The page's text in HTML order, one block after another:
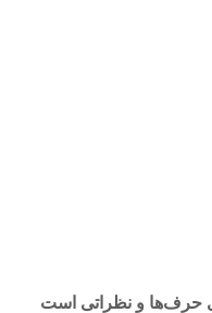
حرف‌ها و نظراتی است